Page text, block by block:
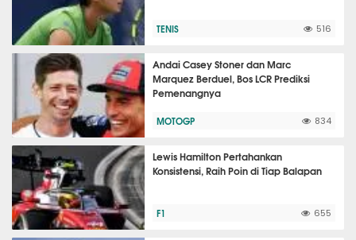
TENIS 516
Andai Casey Stoner dan Marc
Marquez Berduel, Bos LCR Prediksi
Pemenangnya
MOTOGP 834
Lewis Hamilton Pertahankan
Konsistensi, Raih Poin di Tiap Balapan
F1 655